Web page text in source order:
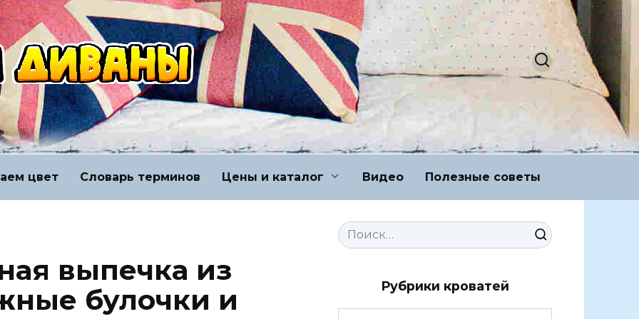
цвет Словарь терминов Цены и каталог Видео Полезные советы
выпечка из
булочки и
Search
for:
Рубрики кроватей